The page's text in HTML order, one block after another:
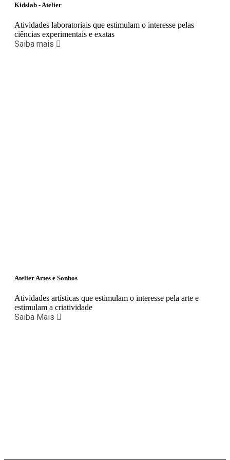
Kidslab - Atelier
Atividades laboratoriais que estimulam o interesse pelas
ciências experimentais e exatas
Saiba mais
Atelier Artes e Sonhos
Atividades artísticas que estimulam o interesse pela arte e
estimulam a criatividade
Saiba Mais